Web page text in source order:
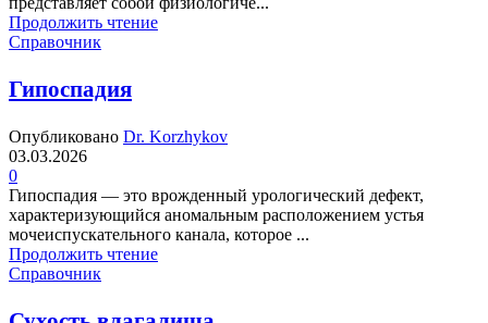
Продолжить чтение
Справочник
Гипоспадия
Опубликовано Dr. Korzhykov
03.03.2026
0
Гипоспадия — это врожденный урологический дефект,
характеризующийся аномальным расположением устья
мочеиспускательного канала, которое ...
Продолжить чтение
Справочник